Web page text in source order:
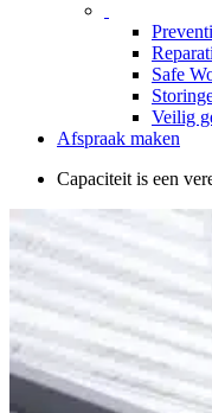
Safe
Veilig
Afspraak maken
Capaciteit is een